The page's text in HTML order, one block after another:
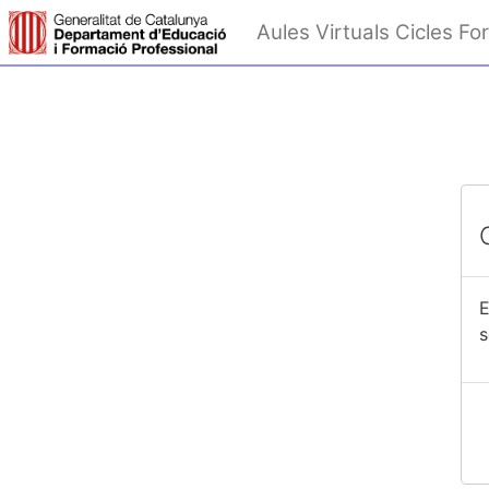
Ves al contingut principal
Aules Virtuals Cicles